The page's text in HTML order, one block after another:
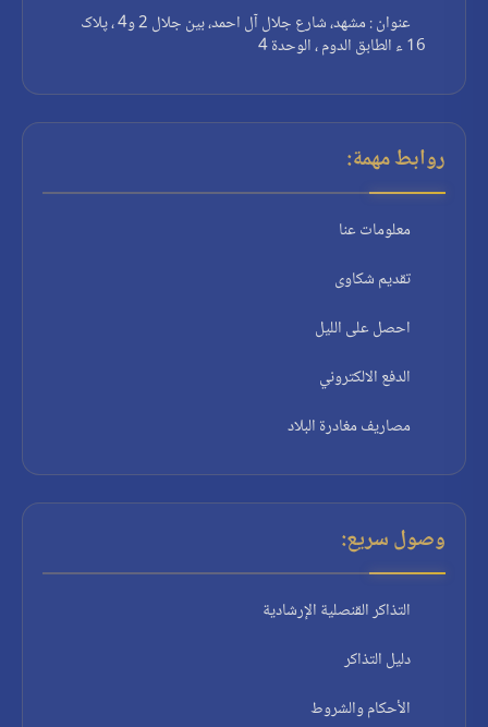
عنوان : مشهد، شارع جلال آل احمد، بين جلال 2 و4 ، پلاک
16 ء الطابق الدوم ، الوحدة 4
روابط مهمة:
معلومات عنا
تقديم شكاوى
احصل على الليل
الدفع الالكتروني
مصاريف مغادرة البلاد
وصول سريع:
التذاكر القنصلية الإرشادية
دليل التذاكر
الأحكام والشروط